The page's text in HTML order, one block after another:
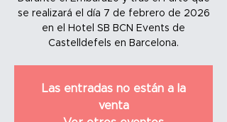
se realizará el día 7 de febrero de 2026
en el Hotel SB BCN Events de
Castelldefels en Barcelona.
Las entradas no están a la
venta